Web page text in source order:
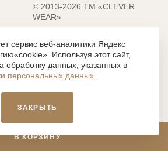
В КОРЗИНУ
© 2013-2026 ТМ «CLEVER
WEAR»
Разработка сайта: MACHAON
или отраженное на сайте
но не ограничиваясь, текстом,
иллюстрациями и т.д., являются
права, использование которых, без
администрации и без активной
с действующим
сервис веб-аналитики Яндекс
Используя этот сайт,
обработку данных, указанных в
персональных данных
ЗАКРЫТЬ